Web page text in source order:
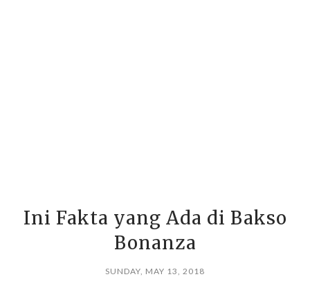
Ini Fakta yang Ada di Bakso
Bonanza
SUNDAY, MAY 13, 2018